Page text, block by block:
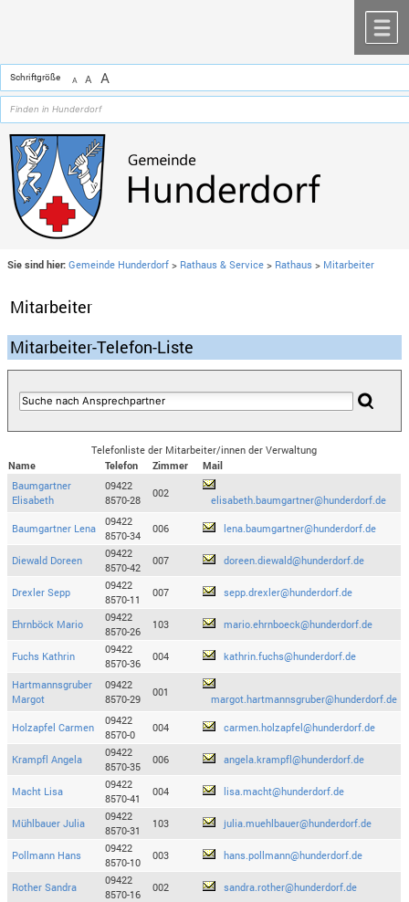
Schriftgröße A A A
Sie sind hier: Gemeinde Hunderdorf > Rathaus & Service > Rathaus > Mitarbeiter
Mitarbeiter
Mitarbeiter-Telefon-Liste
Telefonliste der Mitarbeiter/innen der Verwaltung
Name
Telefon Zimmer
Mail
Baumgartner
Elisabeth
09422
8570-28
002
elisabeth.baumgartner@hunderdorf.de
Baumgartner Lena
09422
8570-34
006 lena.baumgartner@hunderdorf.de
Diewald Doreen
09422
8570-42
007 doreen.diewald@hunderdorf.de
Drexler Sepp
09422
8570-11
007 sepp.drexler@hunderdorf.de
Ehrnböck Mario
09422
8570-26
103 mario.ehrnboeck@hunderdorf.de
Fuchs Kathrin
09422
8570-36
004 kathrin.fuchs@hunderdorf.de
Hartmannsgruber
Margot
09422
8570-29
001
margot.hartmannsgruber@hunderdorf.de
Holzapfel Carmen
09422
8570-0
004 carmen.holzapfel@hunderdorf.de
Krampfl Angela
09422
8570-35
006 angela.krampfl@hunderdorf.de
Macht Lisa
09422
8570-41
004 lisa.macht@hunderdorf.de
Mühlbauer Julia
09422
8570-31
103 julia.muehlbauer@hunderdorf.de
Pollmann Hans
09422
8570-10
003 hans.pollmann@hunderdorf.de
Rother Sandra
09422
8570-16
002 sandra.rother@hunderdorf.de